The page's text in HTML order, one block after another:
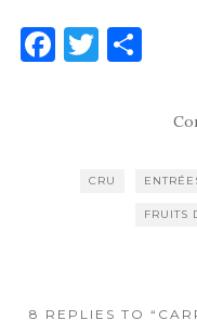
F T
r er
CRU
FRUITS
8 REPLIES TO